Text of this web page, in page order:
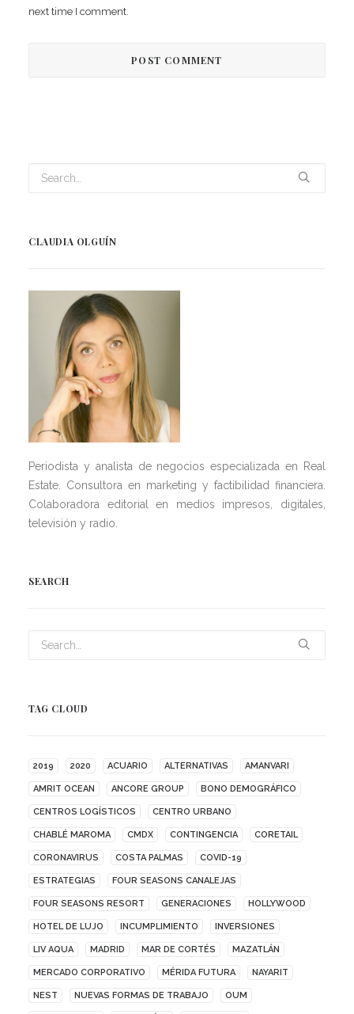
next time I comment.
CLAUDIA OLGUÍN
Periodista y analista de negocios especializada en Real
Estate. Consultora en marketing y factibilidad financiera.
Colaboradora editorial en medios impresos, digitales,
televisión y radio.
SEARCH
TAG CLOUD
2019 2020 ACUARIO ALTERNATIVAS AMANVARI
AMRIT OCEAN ANCORE GROUP BONO DEMOGRÁFICO
CENTROS LOGÍSTICOS CENTRO URBANO
CHABLÉ MAROMA CMDX CONTINGENCIA CORETAIL
CORONAVIRUS COSTA PALMAS COVID-19
ESTRATEGIAS FOUR SEASONS CANALEJAS
FOUR SEASONS RESORT GENERACIONES HOLLYWOOD
HOTEL DE LUJO INCUMPLIMIENTO INVERSIONES
LIV AQUA MADRID MAR DE CORTÉS MAZATLÁN
MERCADO CORPORATIVO MÉRIDA FUTURA NAYARIT
NEST NUEVAS FORMAS DE TRABAJO OUM